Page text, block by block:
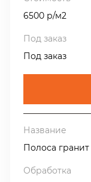
заслуженным
оттенком.
(Балморал
добывается в
юго-западной
Вы всегда
март) купить
совсем не дорого.
6500 р/м2
Под заказ
Полоса